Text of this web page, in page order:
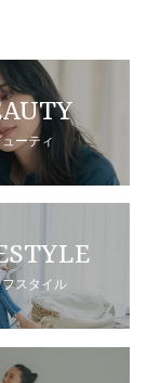
ーティ
スタイル